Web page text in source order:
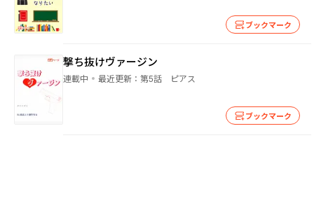
ブックマーク
撃ち抜けヴァージン
連載中 最近更新： 第5話 ピアス
ブックマーク